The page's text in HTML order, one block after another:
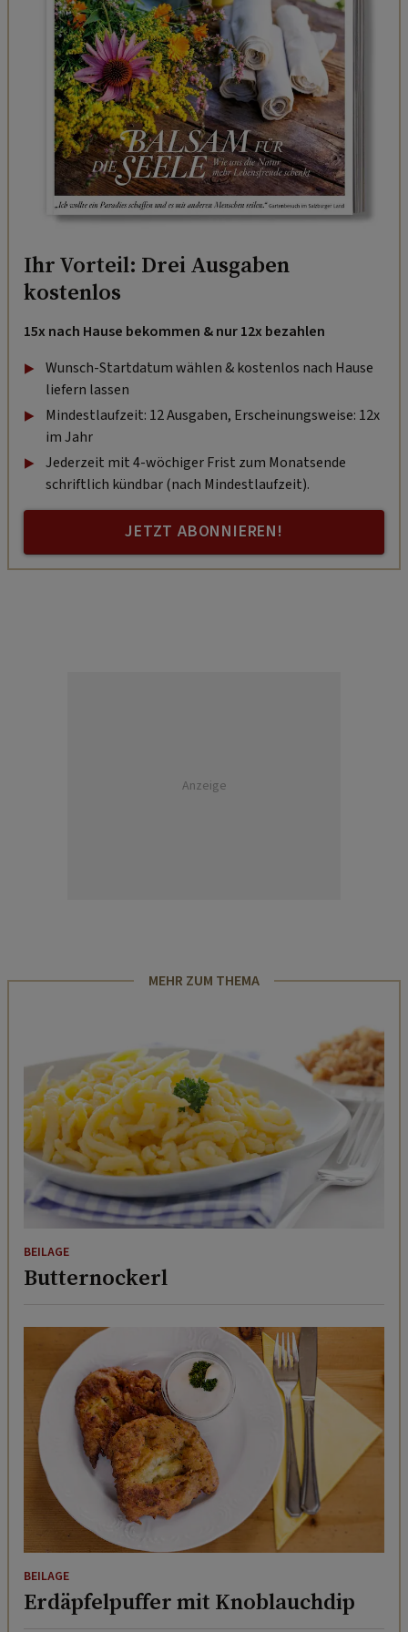
Ihr Vorteil: Drei Ausgaben
kostenlos
15x nach Hause bekommen & nur 12x bezahlen
Wunsch-Startdatum wählen & kostenlos nach Hause
liefern lassen
Mindestlaufzeit: 12 Ausgaben, Erscheinungsweise: 12x
im Jahr
Jederzeit mit 4-wöchiger Frist zum Monatsende
schriftlich kündbar (nach Mindestlaufzeit).
JETZT ABONNIEREN!
Anzeige
MEHR ZUM THEMA
BEILAGE
Butternockerl
BEILAGE
Erdäpfelpuffer mit Knoblauchdip